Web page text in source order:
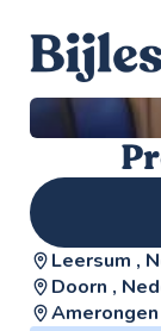
Leersum ,
Doorn ,